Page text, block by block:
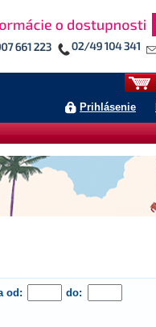
Prihlásenie
od: do: